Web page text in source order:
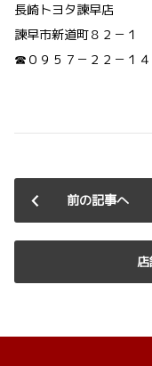
長崎トヨタ諫早店
諫早市新道町８２－１
☎０９５７－２２－１４
前の記事へ